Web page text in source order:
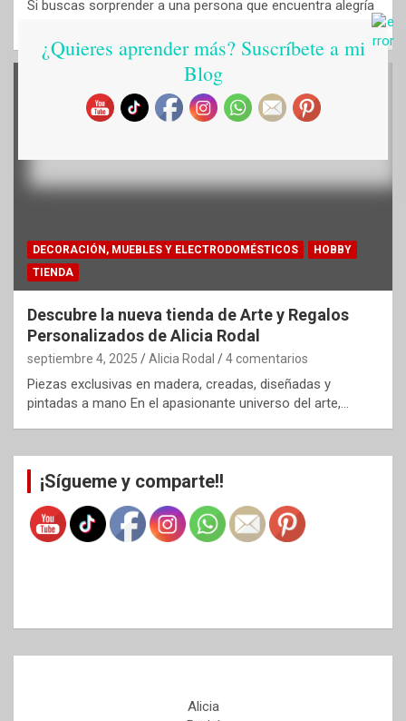
Si buscas sorprender a una persona que encuentra alegría
DECORACIÓN, MUEBLES Y ELECTRODOMÉSTICOS
HOBBY
TIENDA
Descubre la nueva tienda de Arte y Regalos
Personalizados de Alicia Rodal
septiembre 4, 2025 Alicia Rodal 4 comentarios
Piezas exclusivas en madera, creadas, diseñadas y
pintadas a mano En el apasionante universo del arte,…
¡Sígueme y comparte!!
Alicia
¿Quieres aprender más? Suscríbete a mi
Blog